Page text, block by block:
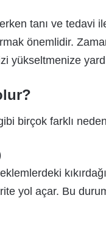
tanı ve tedavi
önemlidir.
yükseltmenize
birçok farklı
yol açar. Bu